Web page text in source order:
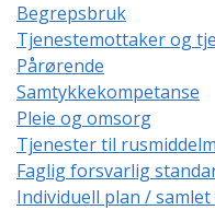
Begrepsbruk
Tjenestemottaker og
Pårørende
Samtykkekompetanse
Pleie og omsorg
Tjenester til
Faglig forsvarlig
Individuell plan /